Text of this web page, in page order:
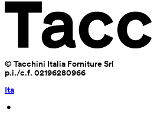
© Tacchini Italia Forniture Srl
p.i./c.f. 02196280966
Ita
•